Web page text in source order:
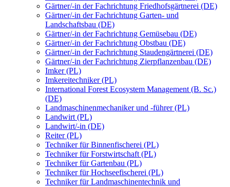
Gärtner/-in der Fachrichtung Friedhofsgärtnerei (DE)
Gärtner/-in der Fachrichtung Garten- und
Landschaftsbau (DE)
Gärtner/-in der Fachrichtung Gemüsebau (DE)
Gärtner/-in der Fachrichtung Obstbau (DE)
Gärtner/-in der Fachrichtung Staudengärtnerei (DE)
Gärtner/-in der Fachrichtung Zierpflanzenbau (DE)
Imker (PL)
Imkereitechniker (PL)
International Forest Ecosystem Management (B. Sc.)
(DE)
Landmaschinenmechaniker und -führer (PL)
Landwirt (PL)
Landwirt/-in (DE)
Reiter (PL)
Techniker für Binnenfischerei (PL)
Techniker für Forstwirtschaft (PL)
Techniker für Gartenbau (PL)
Techniker für Hochseefischerei (PL)
Techniker für Landmaschinentechnik und